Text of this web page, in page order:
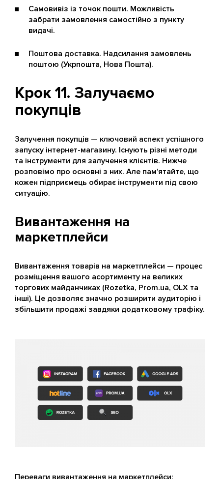
Самовивіз із точок пошти. Можливість
забрати замовлення самостійно з пункту
видачі.
Поштова доставка. Надсилання замовлень
поштою (Укрпошта, Нова Пошта).
Крок 11. Залучаємо
покупців
Залучення покупців — ключовий аспект успішного
запуску інтернет-магазину. Існують різні методи
та інструменти для залучення клієнтів. Нижче
розповімо про основні з них. Але пам’ятайте, що
кожен підприємець обирає інструменти під свою
ситуацію.
Вивантаження на
маркетплейси
Вивантаження товарів на маркетплейси — процес
розміщення вашого асортименту на великих
торгових майданчиках (Rozetka, Prom.ua, OLX та
інші). Це дозволяє значно розширити аудиторію і
збільшити продажі завдяки додатковому трафіку.
Переваги вивантаження на маркетплейси: